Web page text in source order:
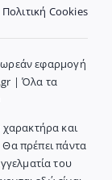
Πολιτική Cookies
εφαρμογή
| Όλα τα
και
Θα πρέπει πάντα
του